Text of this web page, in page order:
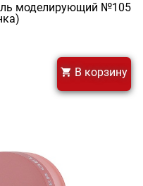
моделирующий №105
В корзину